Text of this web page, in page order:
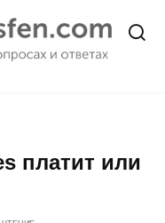
платит или